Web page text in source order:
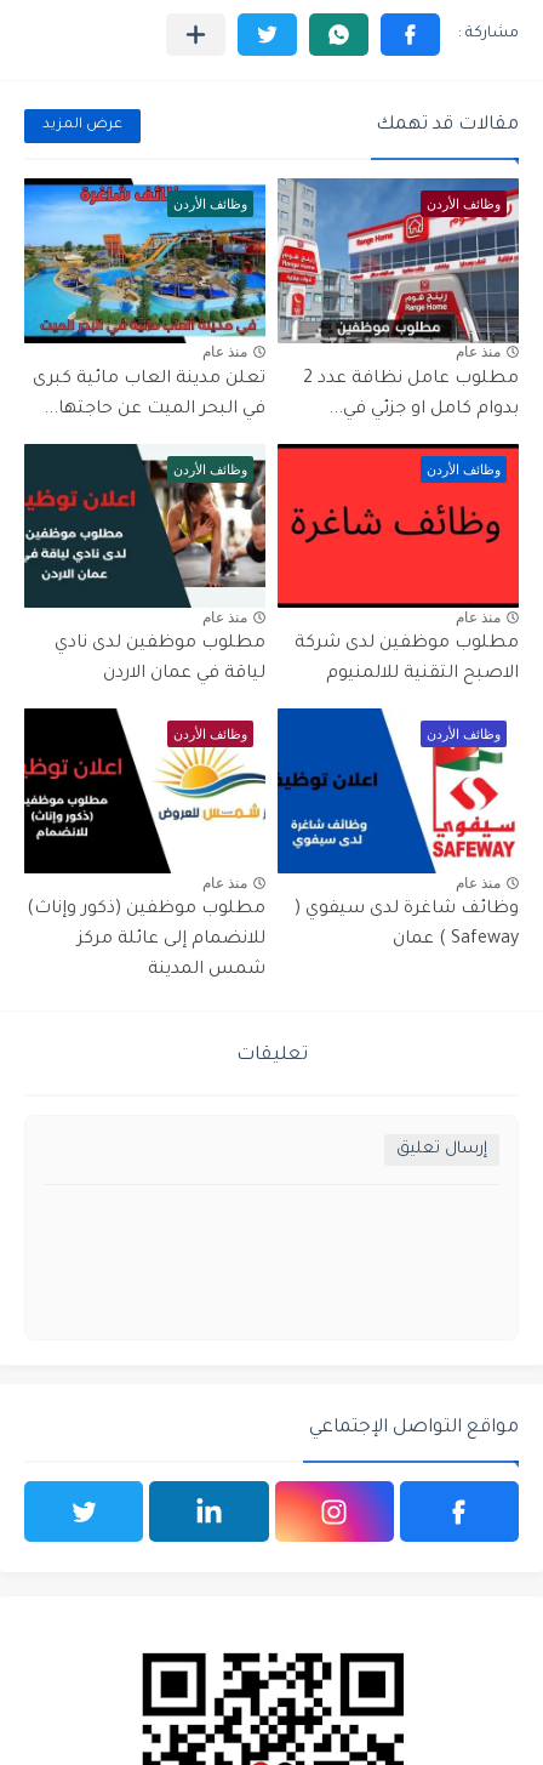
مقالات قد تهمك عرض المزيد
وظائف الأردن
منذ عام
مطلوب عامل نظافة عدد 2
بدوام كامل او جزئي في...
وظائف الأردن
منذ عام
تعلن مدينة العاب مائية كبرى
في البحر الميت عن حاجتها...
وظائف الأردن
منذ عام
مطلوب موظفين لدى شركة
الاصبح التقنية للالمنيوم
وظائف الأردن
منذ عام
مطلوب موظفين لدى نادي
لياقة في عمان الاردن
وظائف الأردن
منذ عام
وظائف شاغرة لدى سيفوي (
Safeway ) عمان
وظائف الأردن
منذ عام
مطلوب موظفين (ذكور وإناث)
للانضمام إلى عائلة مركز
شمس المدينة
تعليقات
إرسال تعليق
مواقع التواصل الإجتماعي